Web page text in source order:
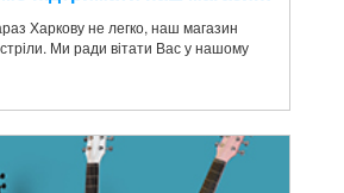
Харкову не легко, наш магазин
Ми ради вітати Вас у нашому